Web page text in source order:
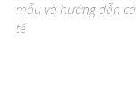
mẫu và hướng dẫn
tế